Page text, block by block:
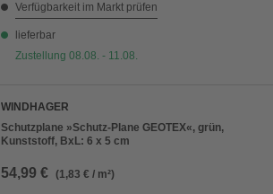
Verfügbarkeit im Markt prüfen
lieferbar
Zustellung 08.08. - 11.08.
WINDHAGER
Schutzplane »Schutz-Plane GEOTEX«, grün,
Kunststoff, BxL: 6 x 5 cm
54,99 € (1,83 € / m²)